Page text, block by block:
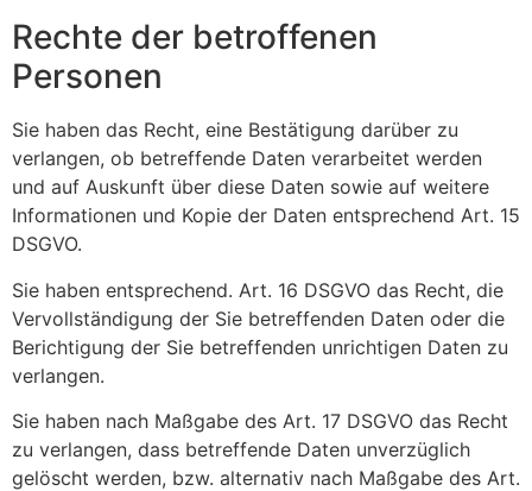
Rechte der betroffenen
Personen
Sie haben das Recht, eine Bestätigung darüber zu
verlangen, ob betreffende Daten verarbeitet werden
und auf Auskunft über diese Daten sowie auf weitere
Informationen und Kopie der Daten entsprechend Art. 15
DSGVO.
Sie haben entsprechend. Art. 16 DSGVO das Recht, die
Vervollständigung der Sie betreffenden Daten oder die
Berichtigung der Sie betreffenden unrichtigen Daten zu
verlangen.
Sie haben nach Maßgabe des Art. 17 DSGVO das Recht
zu verlangen, dass betreffende Daten unverzüglich
gelöscht werden, bzw. alternativ nach Maßgabe des Art.